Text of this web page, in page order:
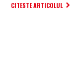
CITESTE ARTICOLUL